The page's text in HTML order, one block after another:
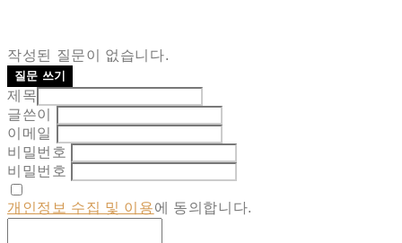
작성된 질문이 없습니다.
질문 쓰기
제목
글쓴이
이메일
비밀번호
비밀번호
개인정보 수집 및 이용에 동의합니다.